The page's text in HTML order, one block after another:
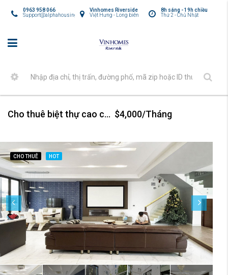
8h sáng - 19h chiều
Thứ 2 - Chủ Nhật
Vinhomes Riverside
Việt Hưng - Long biên
0963 958 066
Support@alphahousing.vn
Cho thuê biệt thự cao cấp tại Vinhomes Riverside $4,000/Tháng
CHO THUÊ HOT